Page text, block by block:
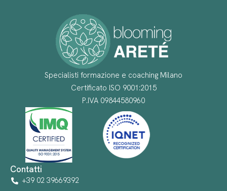
Specialisti formazione e coaching Milano
Certificato ISO 9001:2015
P.IVA 09844580960
Contatti
+39 02 39669392